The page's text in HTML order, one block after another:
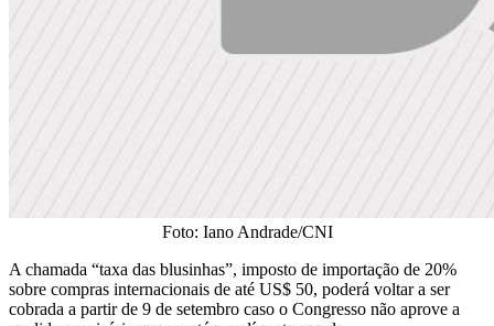
Foto: Iano Andrade/CNI
A chamada “taxa das blusinhas”, imposto de importação de 20%
sobre compras internacionais de até US$ 50, poderá voltar a ser
cobrada a partir de 9 de setembro caso o Congresso não aprove a